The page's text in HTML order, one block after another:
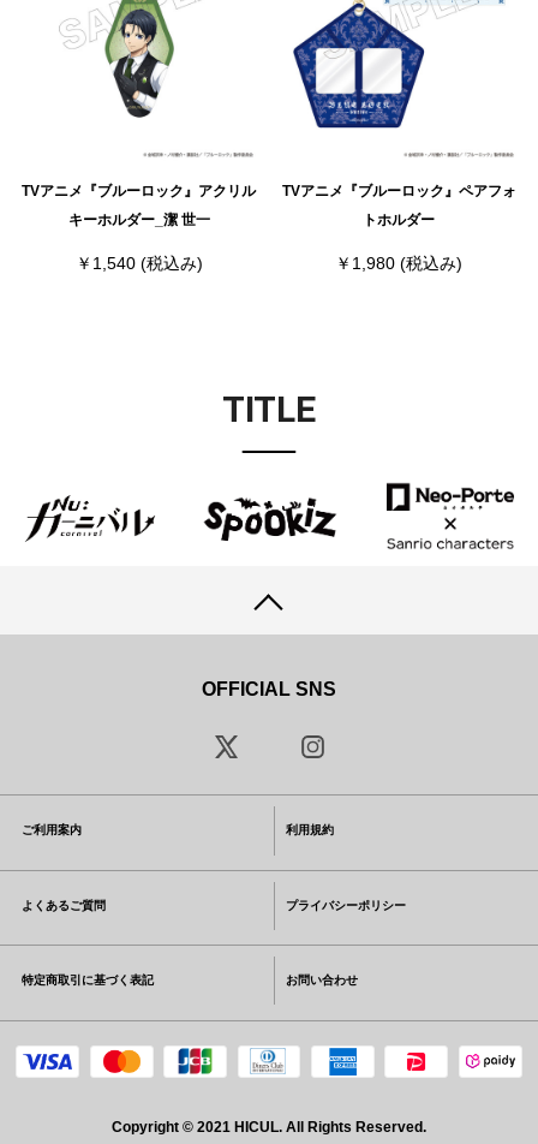
TVアニメ『ブルーロック』アクリル
キーホルダー_潔 世一
￥1,540 (税込み)
TVアニメ『ブルーロック』ペアフォ
トホルダー
￥1,980(税込み)
TITLE
OFFICIAL SNS
ご利用案内 利用規約
よくあるご質問 プライバシーポリシー
特定商取引に基づく表記 お問い合わせ
Copyright © 2021 HICUL. All Rights Reserved.